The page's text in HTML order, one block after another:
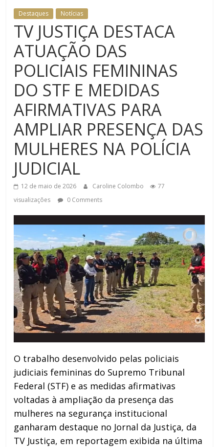
Destaques Notícias
TV JUSTIÇA DESTACA
ATUAÇÃO DAS
POLICIAIS FEMININAS
DO STF E MEDIDAS
AFIRMATIVAS PARA
AMPLIAR PRESENÇA DAS
MULHERES NA POLÍCIA
JUDICIAL
12 de maio de 2026 Caroline Colombo
77
visualizações
0 Comments
O trabalho desenvolvido pelas policiais
judiciais femininas do Supremo Tribunal
Federal (STF) e as medidas afirmativas
voltadas à ampliação da presença das
mulheres na segurança institucional
ganharam destaque no Jornal da Justiça, da
TV Justiça, em reportagem exibida na última